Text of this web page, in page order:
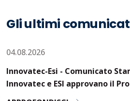
Gli ultimi
04.08.2026
Innovatec-Esi - Comunicato
Innovatec e ESI approvano il